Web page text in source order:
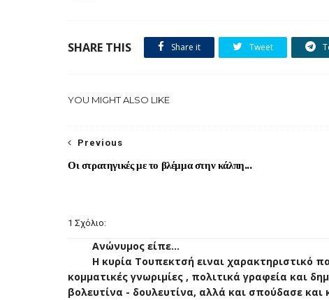
SHARE THIS Share it Tweet
YOU MIGHT ALSO LIKE
Previous
Οι στρατηγικές με το βλέμμα στην κάλπη...
1 Σχόλιο:
Ανώνυμος είπε...
Η κυρία Τουπεκτσή ειναι χαρακτηριστικό
κομματικές γνωριμίες , πολιτικά γραφεία και
βολευτίνα - δουλευτίνα, αλλά και σπούδασε